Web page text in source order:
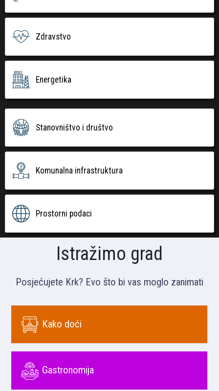
Zdravstvo
Energetika
Stanovništvo i društvo
Komunalna infrastruktura
Prostorni podaci
Istražimo grad
Posjećujete Krk? Evo što bi vas moglo zanimati
Kako doći
Gastronomija